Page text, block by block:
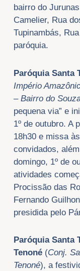
bairro do
Camelier, Rua
Tupinambás,
paróquia.
Paróquia Santa
Império
– Bairro do
pequena via” e
1º de outubro. A
18h30 e missa
convidados,
domingo, 1º de
atividades
Procissão das
Fernando
presidida pelo
Paróquia Santa
Tenoné(Conj.
Tenoné), a